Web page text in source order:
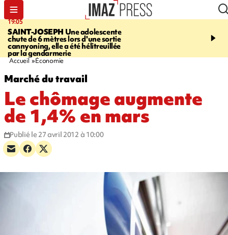
19:05
SAINT-JOSEPH Une adolescente
chute de 6 mètres lors d'une sortie
cannyoning, elle a été hélitreuillée
par la gendarmerie
20:44
rouée de coups,
Accueil Économie
Marché du travail
Le chômage augmente
de 1,4% en mars
Publié le 27 avril 2012 à 10:00